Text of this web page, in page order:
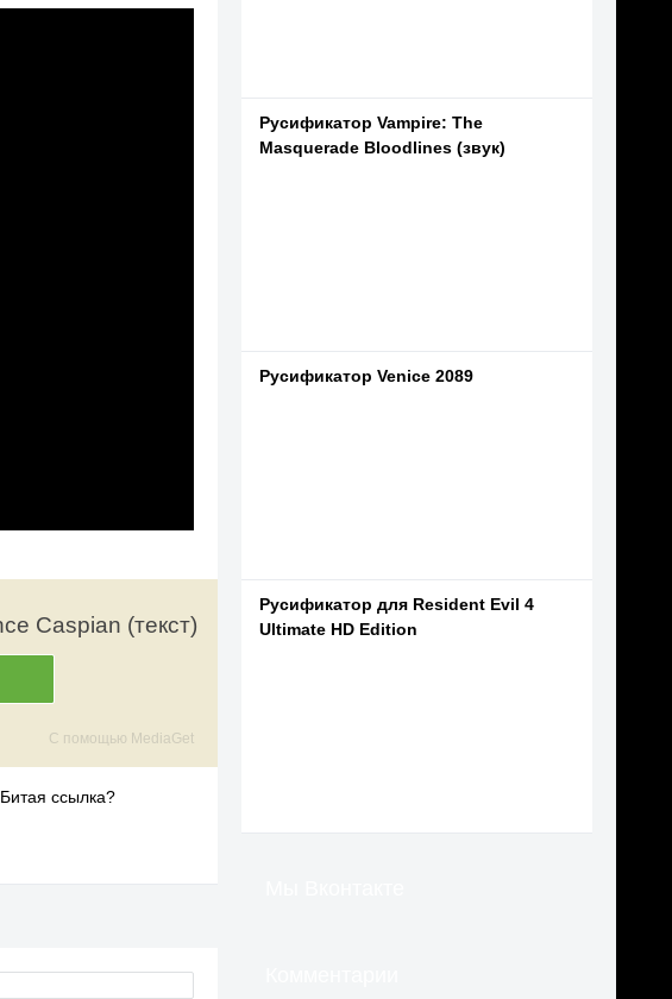
Caspian (текст)
С помощью MediaGet
Битая ссылка?
Русификатор Vampire: The
Masquerade Bloodlines (звук)
Русификатор Venice 2089
Русификатор для Resident Evil 4
Ultimate HD Edition